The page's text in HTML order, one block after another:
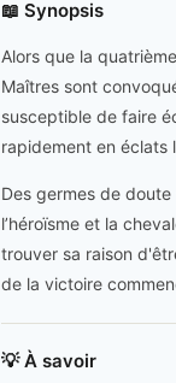
📖 Synopsis
Alors que la
Maîtres sont
susceptible de faire
rapidement en éclats
Des germes de
l’héroïsme et la
trouver sa raison
de la victoire
💡 À savoir